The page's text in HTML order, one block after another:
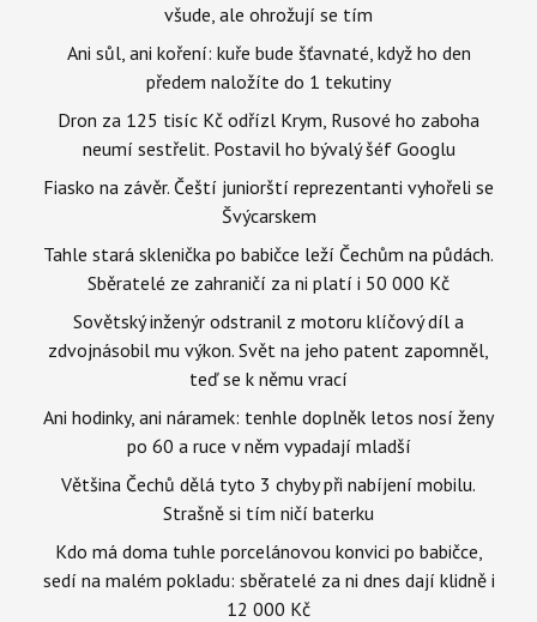
všude, ale ohrožují se tím
Ani sůl, ani koření: kuře bude šťavnaté, když ho den
předem naložíte do 1 tekutiny
Dron za 125 tisíc Kč odřízl Krym, Rusové ho zaboha
neumí sestřelit. Postavil ho bývalý šéf Googlu
Fiasko na závěr. Čeští juniorští reprezentanti vyhořeli se
Švýcarskem
Tahle stará sklenička po babičce leží Čechům na půdách.
Sběratelé ze zahraničí za ni platí i 50 000 Kč
Sovětský inženýr odstranil z motoru klíčový díl a
zdvojnásobil mu výkon. Svět na jeho patent zapomněl,
teď se k němu vrací
Ani hodinky, ani náramek: tenhle doplněk letos nosí ženy
po 60 a ruce v něm vypadají mladší
Většina Čechů dělá tyto 3 chyby při nabíjení mobilu.
Strašně si tím ničí baterku
Kdo má doma tuhle porcelánovou konvici po babičce,
sedí na malém pokladu: sběratelé za ni dnes dají klidně i
12 000 Kč